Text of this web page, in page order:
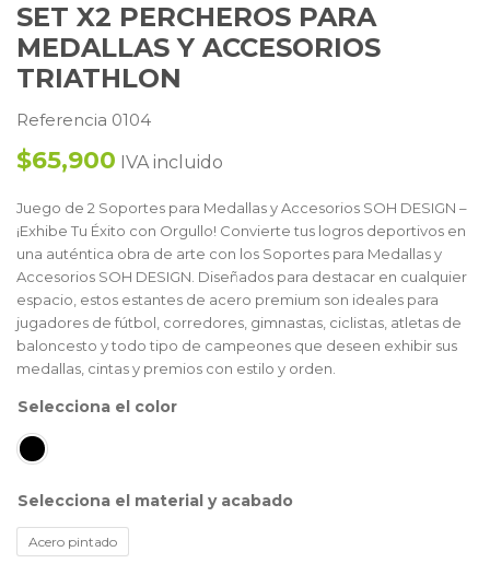
SET X2 PERCHEROS PARA
MEDALLAS Y ACCESORIOS
TRIATHLON
Referencia 0104
$65,900 IVA incluido
Juego de 2 Soportes para Medallas y Accesorios SOH DESIGN –
¡Exhibe Tu Éxito con Orgullo! Convierte tus logros deportivos en
una auténtica obra de arte con los Soportes para Medallas y
Accesorios SOH DESIGN. Diseñados para destacar en cualquier
espacio, estos estantes de acero premium son ideales para
jugadores de fútbol, corredores, gimnastas, ciclistas, atletas de
baloncesto y todo tipo de campeones que deseen exhibir sus
medallas, cintas y premios con estilo y orden.
color
material y acabado
Acero pintado